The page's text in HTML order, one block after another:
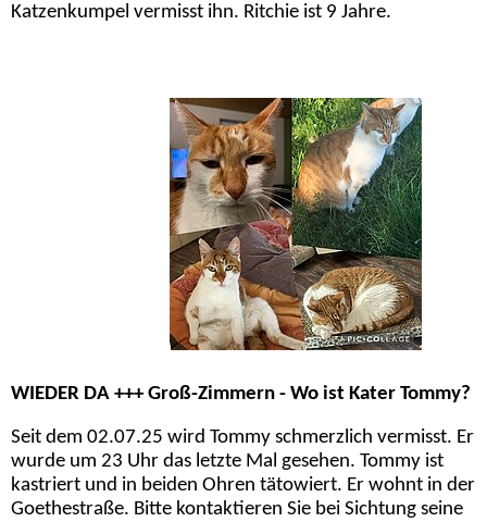
Katzenkumpel vermisst ihn. Ritchie ist 9 Jahre.
WIEDER DA +++ Groß-Zimmern - Wo ist Kater Tommy?
Seit dem 02.07.25 wird Tommy schmerzlich vermisst. Er
wurde um 23 Uhr das letzte Mal gesehen. Tommy ist
kastriert und in beiden Ohren tätowiert. Er wohnt in der
Goethestraße. Bitte kontaktieren Sie bei Sichtung seine